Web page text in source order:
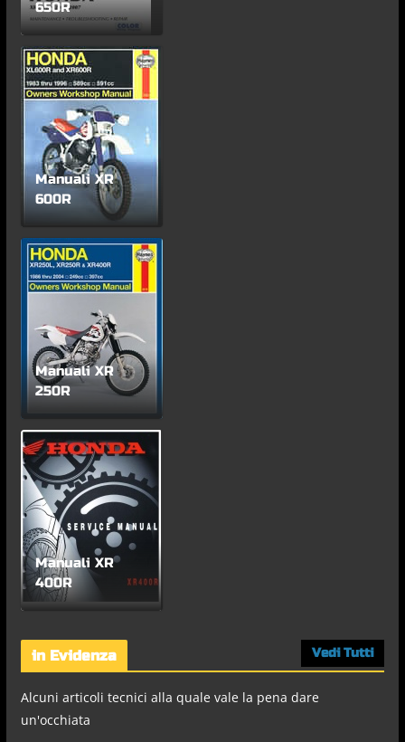
650R
Manuali XR
600R
Manuali XR
250R
Manuali XR
400R
in Evidenza Vedi Tutti
Alcuni articoli tecnici alla quale vale la pena dare
un'occhiata